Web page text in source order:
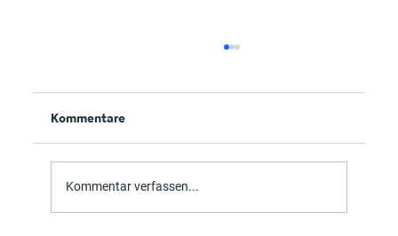
Kommentare
Kommentar verfassen...